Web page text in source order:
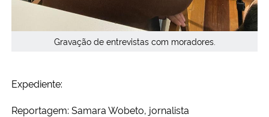
Gravação de entrevistas com moradores.
Expediente:
Reportagem: Samara Wobeto, jornalista